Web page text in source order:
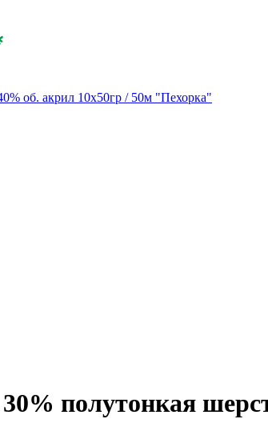
об. акрил 10х50гр / 50м "Пехорка"
полутонкая